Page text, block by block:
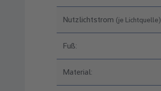
Nutzlichtstrom (je Lichtquelle)
Fuß:
Material: